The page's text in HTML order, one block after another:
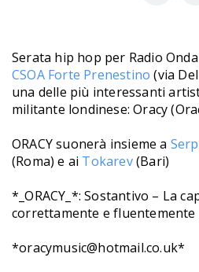
Serata hip hop per Radio Onda
CSOA Forte Prenestino (via
una delle più interessanti
militante londinese: Oracy
ORACY suonerà insieme a
(Roma) e ai Tokarev(Bari)
*_ORACY_*: Sostantivo – La
correttamente e
*oracymusic@hotmail.co.uk*